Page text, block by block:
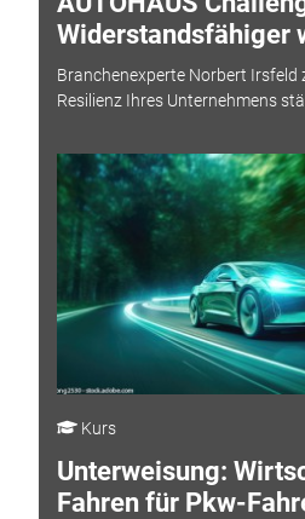
Widerstandsfähiger
Branchenexperte Norbert Irsfeld
Resilienz Ihres Unternehmens
Kurs
Unterweisung:
Fahren für Pkw-